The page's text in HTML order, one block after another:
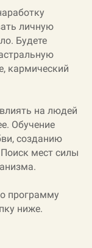
личную
Будете
кармический
на людей
Обучение
созданию
мест силы
программу
ниже.